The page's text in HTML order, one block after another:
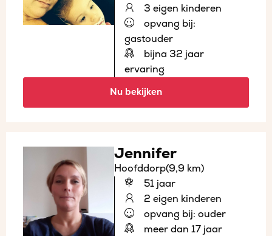
3 eigen kinderen
opvang bij:
gastouder
bijna 32 jaar
ervaring
Nu bekijken
Jennifer
Hoofddorp(9,9 km)
51 jaar
2 eigen kinderen
opvang bij: ouder
meer dan 17 jaar